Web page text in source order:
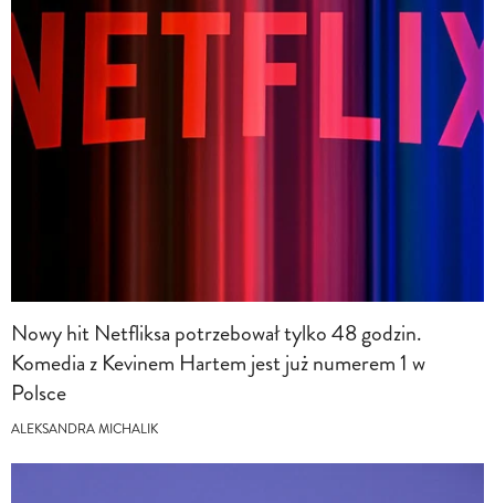
Nowy hit Netfliksa potrzebował tylko 48 godzin.
Komedia z Kevinem Hartem jest już numerem 1 w
Polsce
ALEKSANDRA MICHALIK